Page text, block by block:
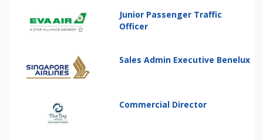
Junior Passenger Traffic
Officer
Sales Admin Executive Benelux
Commercial Director